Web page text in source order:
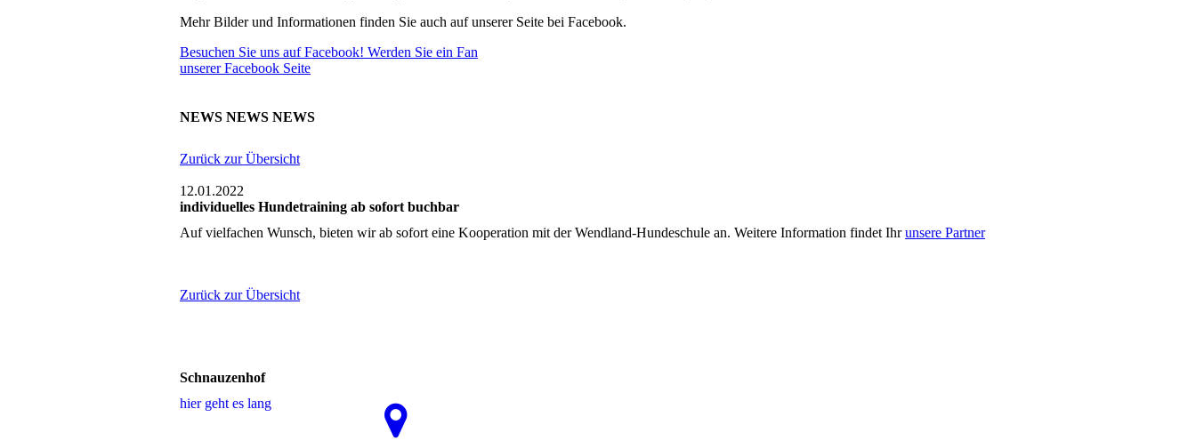
Mehr Bilder und Informationen finden Sie auch auf unserer Seite bei Facebook.
Besuchen Sie uns auf Facebook! Werden Sie ein Fan
unserer Facebook Seite
NEWS NEWS NEWS
Zurück zur Übersicht
12.01.2022
individuelles Hundetraining ab sofort buchbar
Auf vielfachen Wunsch, bieten wir ab sofort eine Kooperation mit der Wendland-Hundeschule an. Weitere Information findet Ihrunsere Partner
Zurück zur Übersicht
Schnauzenhof
hier geht es lang